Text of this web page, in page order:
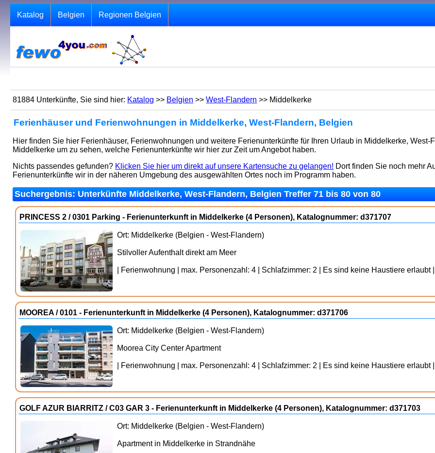
Katalog Belgien Regionen Belgien
81884 Unterkünfte, Sie sind hier: Katalog >> Belgien >>West-Flandern >> Middelkerke
Ferienhäuser und Ferienwohnungen in Middelkerke, West-Flandern, Belgien
Hier finden Sie hier Ferienhäuser, Ferienwohnungen und weitere Ferienunterkünfte für Ihren Urlaub in Middelkerke,
Middelkerke um zu sehen, welche Ferienunterkünfte wir hier zur Zeit um Angebot haben.
Nichts passendes gefunden? Klicken Sie hier um direkt auf unsere Kartensuche zu gelangen! Dort finden Sie noch mehr
Ferienunterkünfte wir in der näheren Umgebung des ausgewählten Ortes noch im Programm haben.
Suchergebnis: Unterkünfte Middelkerke, West-Flandern, Belgien Treffer 71 bis 80 von 80
PRINCESS 2 / 0301 Parking - Ferienunterkunft in Middelkerke (4 Personen), Katalognummer: d371707
Ort: Middelkerke (Belgien - West-Flandern)
Stilvoller Aufenthalt direkt am Meer
| Ferienwohnung | max. Personenzahl: 4 | Schlafzimmer: 2 | Es sind keine Haustiere erlaubt |
MOOREA / 0101 - Ferienunterkunft in Middelkerke (4 Personen), Katalognummer: d371706
Ort: Middelkerke (Belgien - West-Flandern)
Moorea City Center Apartment
| Ferienwohnung | max. Personenzahl: 4 | Schlafzimmer: 2 | Es sind keine Haustiere erlaubt |
GOLF AZUR BIARRITZ / C03 GAR 3 - Ferienunterkunft in Middelkerke (4 Personen), Katalognummer: d371703
Ort: Middelkerke (Belgien - West-Flandern)
Apartment in Middelkerke in Strandnähe